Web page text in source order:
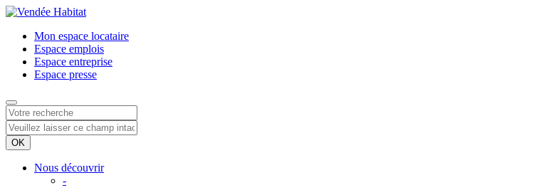
Mon espace locataire
Espace emplois
Espace entreprise
Espace presse
Nous découvrir
-